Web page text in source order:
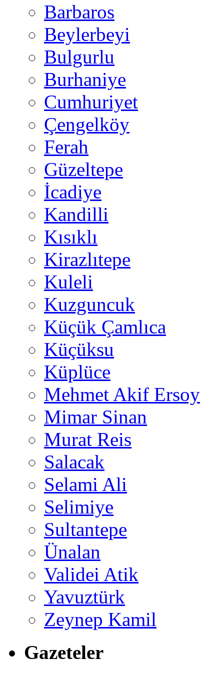
Barbaros
Beylerbeyi
Bulgurlu
Burhaniye
Cumhuriyet
Çengelköy
Ferah
Güzeltepe
İcadiye
Kandilli
Kısıklı
Kirazlıtepe
Kuleli
Kuzguncuk
Küçük Çamlıca
Küçüksu
Küplüce
Mehmet Akif Ersoy
Mimar Sinan
Murat Reis
Salacak
Selami Ali
Selimiye
Sultantepe
Ünalan
Validei Atik
Yavuztürk
Zeynep Kamil
Gazeteler